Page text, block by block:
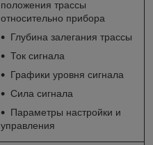
положения трассы
относительно прибора
Глубина залегания трассы
Ток сигнала
Графики уровня сигнала
Сила сигнала
Параметры настройки и
управления